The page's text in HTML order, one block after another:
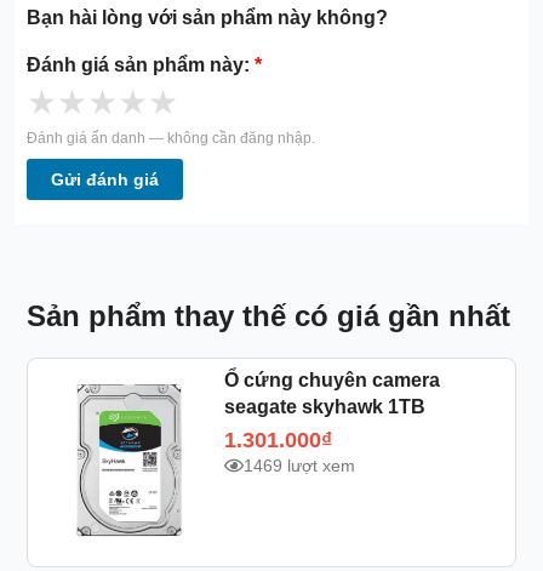
Bạn hài lòng với sản phẩm này không?
Đánh giá sản phẩm này:*
★★★★★
Đánh giá ẩn danh — không cần đăng nhập.
Gửi đánh giá
Sản phẩm thay thế có giá gần nhất
Ổ cứng chuyên camera
seagate skyhawk 1TB
1.301.000₫
1469 lượt xem